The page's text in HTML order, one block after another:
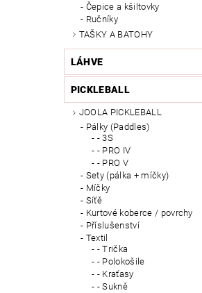
Čepice a kšiltovky
Ručníky
TAŠKY A BATOHY
LÁHVE
PICKLEBALL
JOOLA PICKLEBALL
Pálky (Paddles)
- 3S
- PRO IV
- PRO V
Sety (pálka + míčky)
Míčky
Síťě
Kurtové koberce / povrchy
Příslušenství
Textil
- Trička
- Polokošile
- Kraťasy
- Sukně